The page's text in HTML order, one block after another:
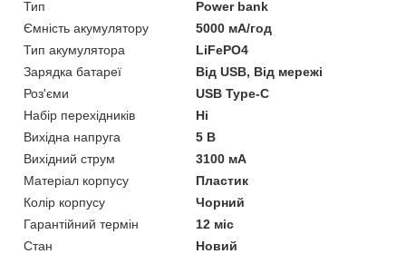
Тип
Power bank
Ємність акумулятору
5000 мА/год
Тип акумулятора
LiFePO4
Зарядка батареї
Від USB, Від мережі
Роз'єми
USB Type-C
Набір перехідників
Ні
Вихідна напруга
5 В
Вихідний струм
3100 мА
Матеріал корпусу
Пластик
Колір корпусу
Чорний
Гарантійний термін
12 міс
Стан
Новий